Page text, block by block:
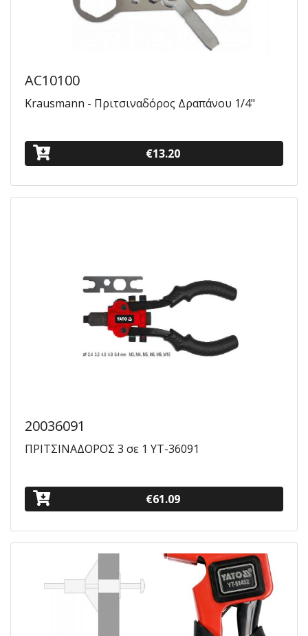
AC10100
Krausmann - Πριτσιναδόρος Δραπάνου 1/4"
€13.20
20036091
ΠΡΙΤΣΙΝΑΔΟΡΟΣ 3 σε 1 ΥΤ-36091
€61.09